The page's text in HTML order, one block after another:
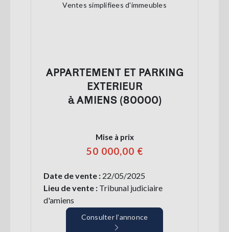
Ventes simplifiees d'immeubles
APPARTEMENT ET PARKING
EXTERIEUR
à AMIENS (80000)
Mise à prix
50 000,00 €
Date de vente : 22/05/2025
Lieu de vente : Tribunal judiciaire
d'amiens
Consulter l’annonce